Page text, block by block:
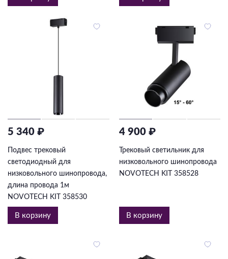
5 340 ₽
Подвес трековый
светодиодный для
низковольного шинопровода,
длина провода 1м
NOVOTECH KIT 358530
В корзину
4 900 ₽
Трековый светильник для
низковольного шинопровода
NOVOTECH KIT 358528
В корзину